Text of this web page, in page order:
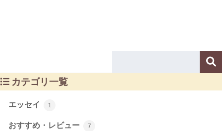
カテゴリ一覧
エッセイ 1
おすすめ・レビュー 7